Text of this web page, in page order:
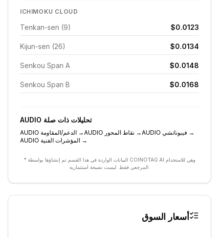
ICHIMOKU CLOUD
Tenkan-sen (9) $0.0123
Kijun-sen (26) $0.0134
Senkou Span A $0.0148
Senkou Span B $0.0168
AUDIO تحليلات ذات صلة
AUDIO الدعم/المقاومة →AUDIO نقاط المحور →AUDIO فيبوناتشي →
AUDIO المؤشرات الفنية →
* البيانات الواردة في هذا القسم تم إنشاؤها بواسطة COINOTAG AI وهي للاستخدام
أسعار السوق